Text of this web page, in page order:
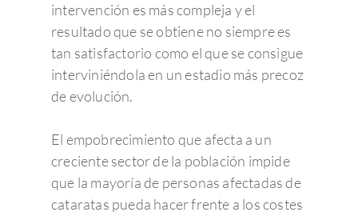
intervención es más compleja y el
resultado que se obtiene no siempre es
tan satisfactorio como el que se consigue
interviniéndola en un estadio más precoz
de evolución.
El empobrecimiento que afecta a un
creciente sector de la población impide
que la mayoría de personas afectadas de
cataratas pueda hacer frente a los costes